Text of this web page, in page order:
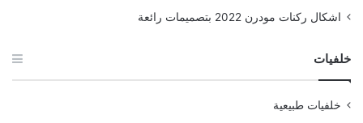
اشكال ركنات مودرن 2022 بتصميمات رائعة
خلفيات
خلفيات طبيعية